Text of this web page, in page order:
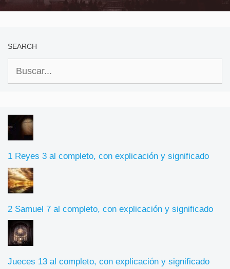
SEARCH
1 Reyes 3 al completo, con explicación y significado
2 Samuel 7 al completo, con explicación y significado
Jueces 13 al completo, con explicación y significado